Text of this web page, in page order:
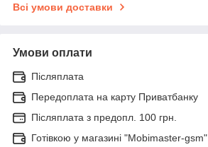
Всі умови доставки
Умови оплати
Післяплата
Передоплата на карту Приватбанку
Післяплата з предопл. 100 грн.
Готівкою у магазині "Mobimaster-gsm"